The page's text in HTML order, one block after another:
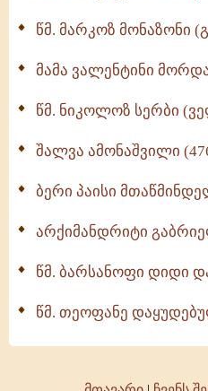
წმ. მარკოზ მონაზონი
მამა ვალენტინი
წმ. ნიკოლოზ სერბი
შალვა ამონაშვილი
ბერი პაისი
არქიმანდრიტი
წმ. ბარსანოფი დიდი
წმ. თეოფანე